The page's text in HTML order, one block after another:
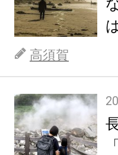
高須賀